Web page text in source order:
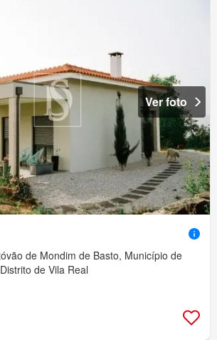
Ver foto
de Mondim de Basto, Município de
de Vila Real